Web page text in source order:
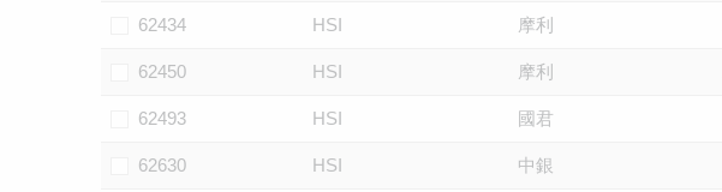
62434 HSI 摩利
62450 HSI 摩利
62493 HSI 國君
62630 HSI 中銀